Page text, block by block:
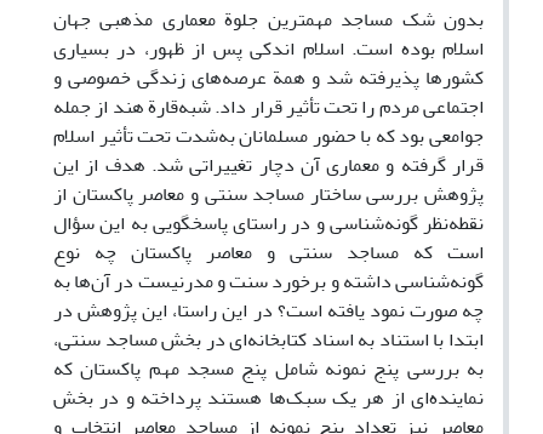
بدون شک مساجد مهمترین جلوة معماری مذهبی جهان
اسلام بوده است. اسلام اندکی پس از ظهور، در بسیاری
کشورها پذیرفته شد و همة عرصه‌های زندگی خصوصی و
اجتماعی مردم را تحت تأثیر قرار داد. شبه‌قارة هند از جمله
جوامعی بود که با حضور مسلمانان به‌شدت تحت تأثیر اسلام
قرار گرفته و معماری آن دچار تغییراتی شد. هدف از این
پژوهش بررسی ساختار مساجد سنتی و معاصر پاکستان از
نقطه‌نظر گونه‌شناسی و در راستای پاسخگویی به این سؤال
است که مساجد سنتی و معاصر پاکستان چه نوع
گونه‌شناسی داشته و برخورد سنت و مدرنیست در آن‌ها به
چه صورت نمود یافته است؟ در این راستا، این پژوهش در
ابتدا با استناد به اسناد کتابخانه‌ای در بخش مساجد سنتی،
به بررسی پنج نمونه‌ شامل پنج مسجد مهم پاکستان که
نماینده‌ای از هر یک سبک‌ها هستند پرداخته و در بخش